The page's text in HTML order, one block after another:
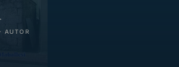
AUTOR